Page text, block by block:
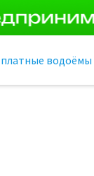
платные водоёмы